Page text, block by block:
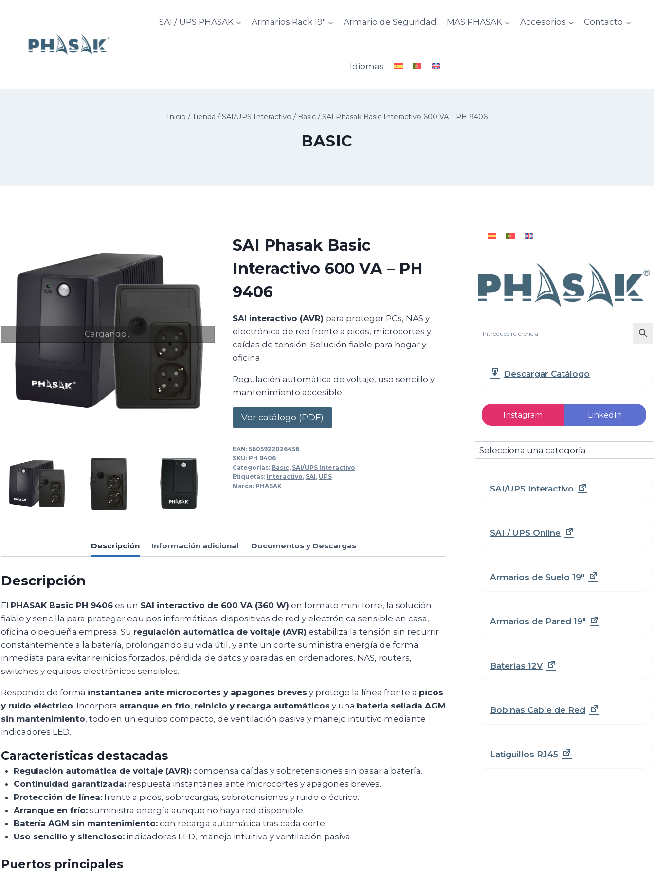
SAI / UPS PHASAK Armarios Rack 19″ Armario de Seguridad MÁS PHASAK Accesorios Contacto
Idiomas
Inicio / Tienda / SAI/UPS Interactivo / Basic / SAI Phasak Basic Interactivo 600 VA – PH 9406
BASIC
Cargando...
SAI Phasak Basic
Interactivo 600 VA – PH
9406
SAI interactivo (AVR) para proteger PCs, NAS y
electrónica de red frente a picos, microcortes y
caídas de tensión. Solución fiable para hogar y
oficina.
Regulación automática de voltaje, uso sencillo y
mantenimiento accesible.
Ver catálogo (PDF)
EAN: 5605922026456
SKU: PH 9406
Categorías: Basic, SAI/UPS Interactivo
Etiquetas: Interactivo, SAI, UPS
Marca: PHASAK
Descripción Información adicional Documentos y Descargas
Descripción
El PHASAK Basic PH 9406 es un SAI interactivo de 600 VA (360 W) en formato mini torre, la solución
fiable y sencilla para proteger equipos informáticos, dispositivos de red y electrónica sensible en casa,
oficina o pequeña empresa. Su regulación automática de voltaje (AVR) estabiliza la tensión sin recurrir
constantemente a la batería, prolongando su vida útil, y ante un corte suministra energía de forma
inmediata para evitar reinicios forzados, pérdida de datos y paradas en ordenadores, NAS, routers,
switches y equipos electrónicos sensibles.
Responde de forma instantánea ante microcortes y apagones breves y protege la línea frente a picos
y ruido eléctrico. Incorpora arranque en frío, reinicio y recarga automáticos y una batería sellada AGM
sin mantenimiento, todo en un equipo compacto, de ventilación pasiva y manejo intuitivo mediante
indicadores LED.
Características destacadas
Regulación automática de voltaje (AVR):compensa caídas y sobretensiones sin pasar a batería.
Continuidad garantizada:respuesta instantánea ante microcortes y apagones breves.
Protección de línea:frente a picos, sobrecargas, sobretensiones y ruido eléctrico.
Arranque en frío:suministra energía aunque no haya red disponible.
Batería AGM sin mantenimiento:con recarga automática tras cada corte.
Uso sencillo y silencioso:indicadores LED, manejo intuitivo y ventilación pasiva.
Puertos principales
Descargar Catálogo
Instagram LinkedIn
Selecciona
una
SAI/UPS Interactivo
SAI / UPS Online
Armarios de Suelo 19"
Armarios de Pared 19"
Baterías 12V
Bobinas Cable de Red
Latiguillos RJ45